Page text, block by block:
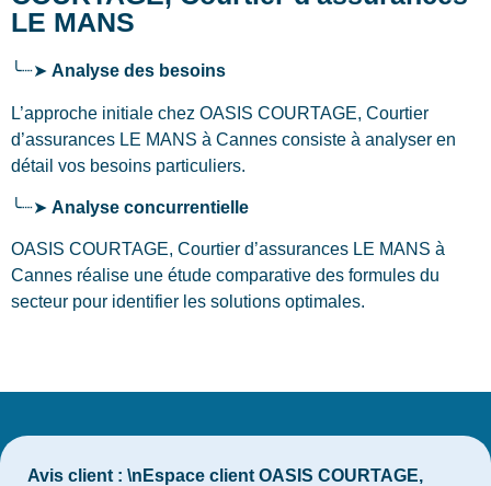
LE MANS
╰┈➤ Analyse des besoins
L’approche initiale chez OASIS COURTAGE, Courtier
d’assurances LE MANS à Cannes consiste à analyser en
détail vos besoins particuliers.
╰┈➤ Analyse concurrentielle
OASIS COURTAGE, Courtier d’assurances LE MANS à
Cannes réalise une étude comparative des formules du
secteur pour identifier les solutions optimales.
Avis client : \nEspace client OASIS COURTAGE,